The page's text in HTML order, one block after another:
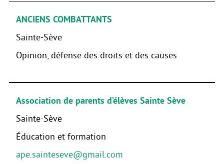
ANCIENS COMBATTANTS
Sainte-Sève
Opinion, défense des droits et des causes
Association de parents d’élèves Sainte Sève
Sainte-Sève
Éducation et formation
ape.sainteseve@gmail.com